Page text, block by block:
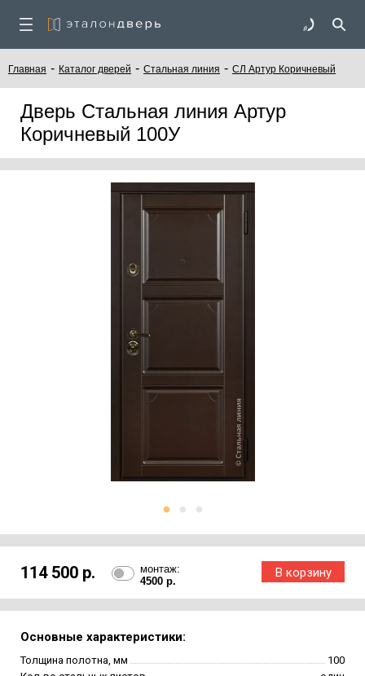
Главная - Каталог дверей - Стальная линия - СЛ Артур Коричневый
Дверь Стальная линия Артур
Коричневый 100У
114 500 р.
монтаж:
4500 р.
Основные характеристики:
Толщина полотна, мм
100